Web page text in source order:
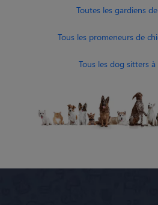
Toutes les gardiens
Tous les promeneurs de
Tous les dog sitters à